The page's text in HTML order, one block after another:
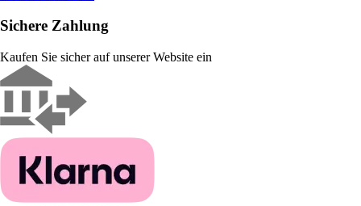
Sichere Zahlung
Kaufen Sie sicher auf unserer Website ein